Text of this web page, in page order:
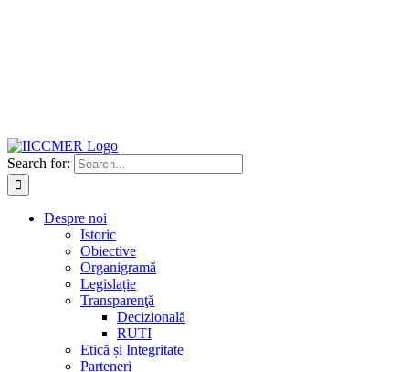
Search for:
Despre noi
Istoric
Obiective
Organigramă
Legislație
Transparenţă
Decizională
RUTI
Etică și Integritate
Parteneri